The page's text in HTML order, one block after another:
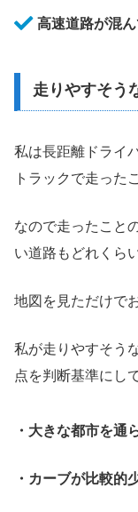
高速道路が混
走りやすそう
私は長距離ドライ
トラックで走った
なので走ったこと
い道路もどれくら
地図を見ただけで
私が走りやすそう
点を判断基準にし
・大きな都市を通
・カーブが比較的